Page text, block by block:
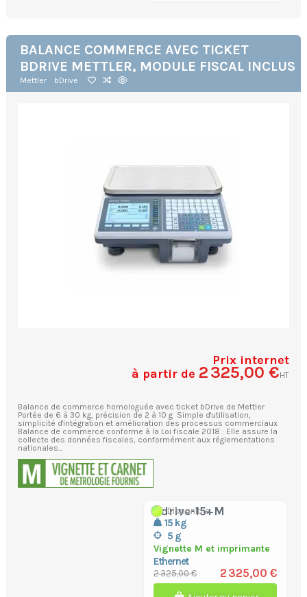
BALANCE COMMERCE AVEC TICKET
BDRIVE METTLER, MODULE FISCAL INCLUS
Mettler bDrive
Prix internet
à partir de 2 325,00 €HT
Balance de commerce homologuée avec ticket bDrive de Mettler
Portée de 6 à 30 kg, précision de 2 à 10 g Simple d'utilisation,
simplicité d'intégration et amélioration des processus commerciaux
Balance de commerce conforme à la Loi fiscale 2018 : Elle assure la
collecte des données fiscales, conformément aux réglementations
nationales...
bdrive-15+M
15 kg
5 g
Vignette M et imprimante
Ethernet
Disponible
2 325,00 € 2 325,00 €